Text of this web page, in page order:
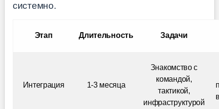
системно.
Этап Длительность Задачи
Интеграция 1-3 месяца
Знакомство с
командой,
тактикой,
инфраструктурой